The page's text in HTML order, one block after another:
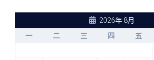
2026年 8月
一
二 三 四 五